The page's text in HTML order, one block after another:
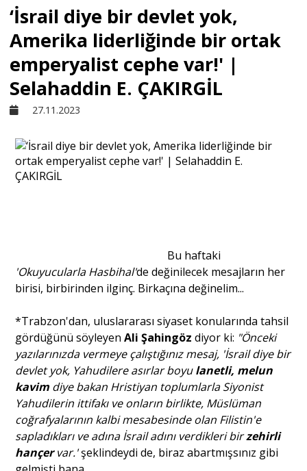
Derkenar
Sivil Toplum
Ekonomi
Yorum - Analiz
Söyleşi
Yazı Dizisi
Portre
Yazarlar
‘İsrail diye bir devlet yok,
Amerika liderliğinde bir ortak
emperyalist cephe var!' |
Selahaddin E. ÇAKIRGİL
27.11.2023
Bu haftaki
'Okuyucularla Hasbihal'de değinilecek mesajların her
birisi, birbirinden ilginç. Birkaçına değinelim...
*Trabzon'dan, uluslararası siyaset konularında tahsil
gördüğünü söyleyenAli Şahingözdiyor ki: "Önceki
yazılarınızda vermeye çalıştığınız mesaj, 'İsrail diye bir
devlet yok, Yahudilere asırlar boyulanetli, melun
kavim diye bakan Hristiyan toplumlarla Siyonist
Yahudilerin ittifakı ve onların birlikte, Müslüman
coğrafyalarının kalbi mesabesinde olan Filistin'e
sapladıkları ve adına İsrail adını verdikleri birzehirli
hançervar.'şeklindeydi de, biraz abartmışsınız gibi